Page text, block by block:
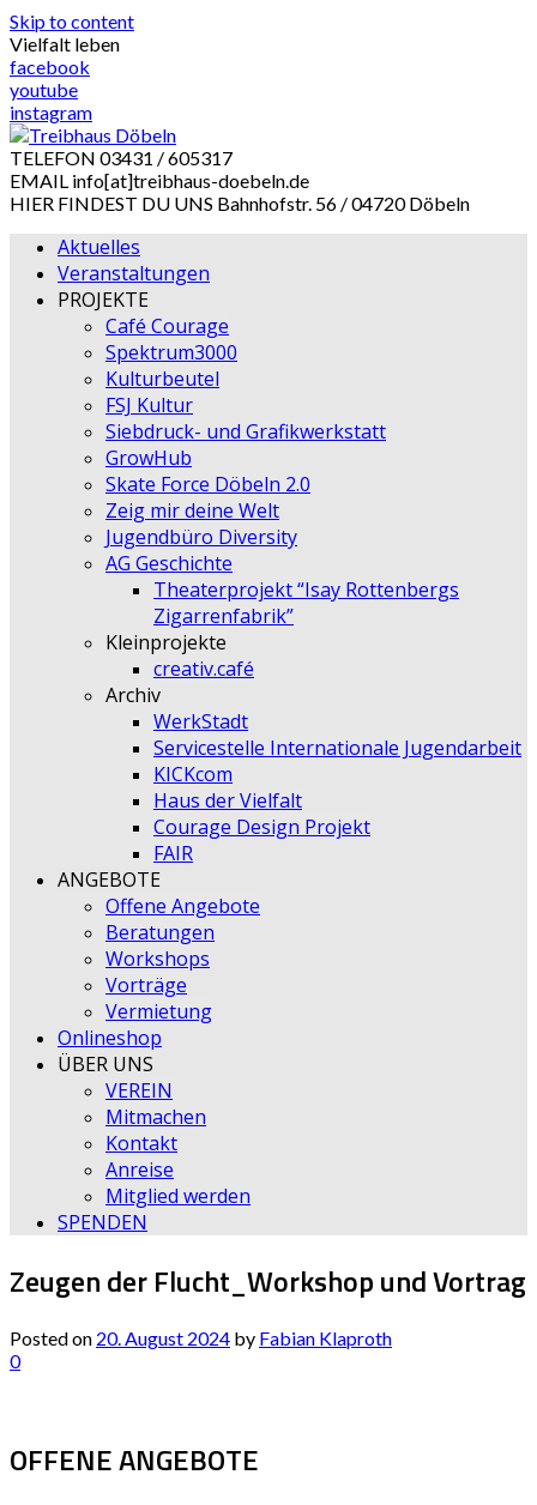
Skip to content
Vielfalt leben
facebook
youtube
instagram
TELEFON 03431 / 605317
EMAIL info[at]treibhaus-doebeln.de
HIER FINDEST DU UNS Bahnhofstr. 56 / 04720 Döbeln
Aktuelles
Veranstaltungen
PROJEKTE
Café Courage
Spektrum3000
Kulturbeutel
FSJ Kultur
Siebdruck- und Grafikwerkstatt
GrowHub
Skate Force Döbeln 2.0
Zeig mir deine Welt
Jugendbüro Diversity
AG Geschichte
Theaterprojekt “Isay Rottenbergs
Zigarrenfabrik”
Kleinprojekte
creativ.café
Archiv
WerkStadt
Servicestelle Internationale Jugendarbeit
KICKcom
Haus der Vielfalt
Courage Design Projekt
FAIR
ANGEBOTE
Offene Angebote
Beratungen
Workshops
Vorträge
Vermietung
Onlineshop
ÜBER UNS
VEREIN
Mitmachen
Kontakt
Anreise
Mitglied werden
SPENDEN
Zeugen der Flucht_Workshop und Vortrag
Posted on 20. August 2024 by Fabian Klaproth
0
OFFENE ANGEBOTE